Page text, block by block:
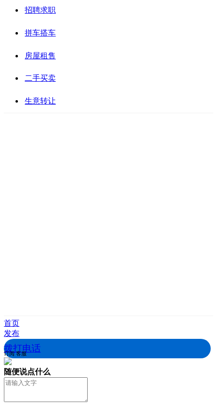
招聘求职
拼车搭车
房屋租售
二手买卖
生意转让
首页
发布
拨打电话
订阅 客服
随便说点什么